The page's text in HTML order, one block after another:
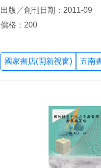
出版／創刊日期：2011-09
價格：200
國家書店(開新視窗) 五南